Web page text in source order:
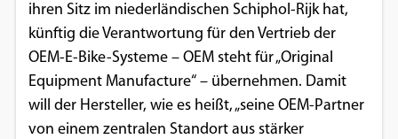
ihren Sitz im niederländischen Schiphol-Rijk hat,
künftig die Verantwortung für den Vertrieb der
OEM-E-Bike-Systeme – OEM steht für „Original
Equipment Manufacture“ – übernehmen. Damit
will der Hersteller, wie es heißt, „seine OEM-Partner
von einem zentralen Standort aus stärker
Cookie Laufzeit:
1 Jahr
EXTERNE MEDIEN